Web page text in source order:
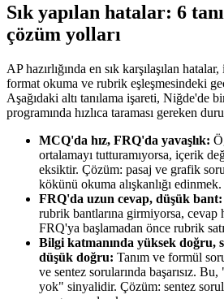
Sık yapılan hatalar: 6
çözüm yolları
AP hazırlığında en sık karşılaşılan
format okuma ve rubrik eşleşmesindeki
Aşağıdaki altı tanılama işareti, Niğde'de
programında hızlıca taraması gereken
MCQ'da hız, FRQ'da yavaşlık:
ortalamayı tutturamıyorsa, içerik
eksiktir. Çözüm: pasaj ve grafik
kökünü okuma alışkanlığı edinmek.
FRQ'da uzun cevap, düşük bant:
rubrik bantlarına girmiyorsa, cevap
FRQ'ya başlamadan önce rubrik
Bilgi katmanında yüksek doğru,
düşük doğru: Tanım ve formül
ve sentez sorularında başarısız.
yok" sinyalidir. Çözüm: sentez